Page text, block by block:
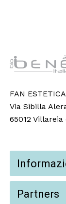
FAN ESTETICA
Via Sibilla
65012 Villareia
Partners